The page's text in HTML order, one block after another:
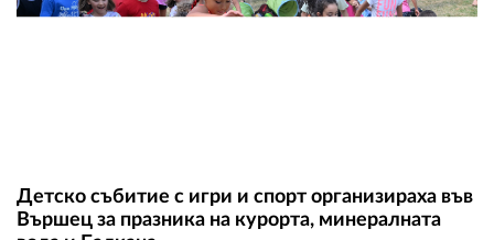
Детско събитие с игри и спорт организираха във
Вършец за празника на курорта, минералната